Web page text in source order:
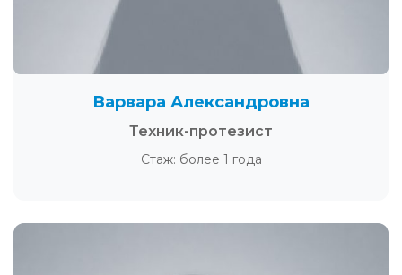
Варвара Александровна
Техник-протезист
Стаж: более 1 года